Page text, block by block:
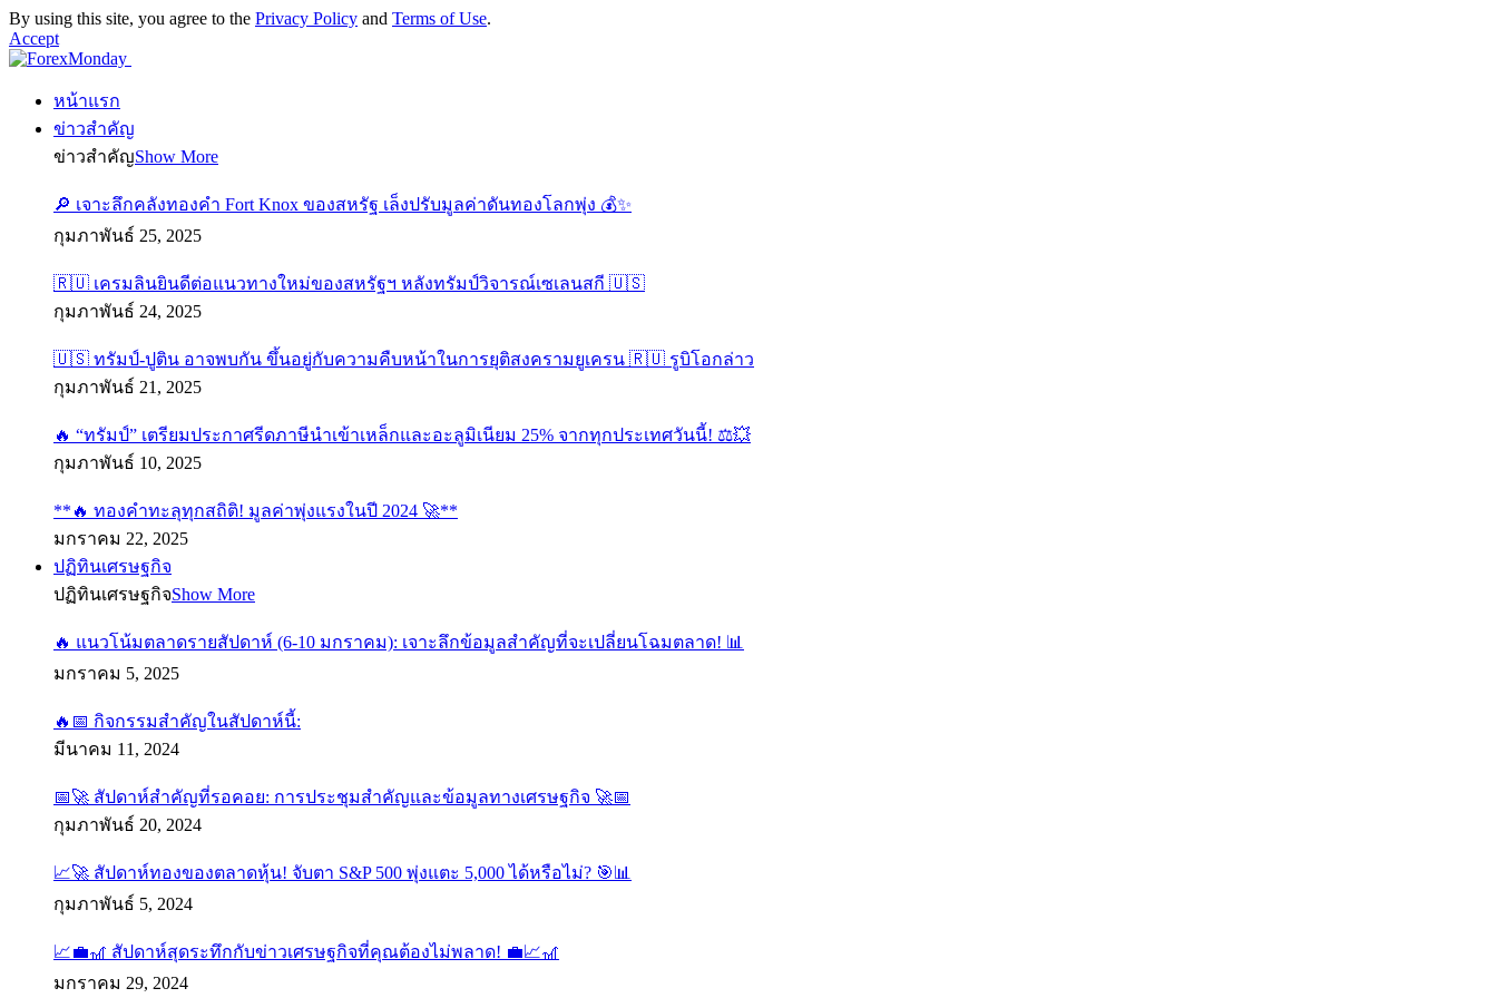
By using this site, you agree to the Privacy Policy and Terms of Use.
Accept
หน้าแรก
ข่าวสำคัญ
ข่าวสำคัญShow More
🔎 เจาะลึกคลังทองคำ Fort Knox ของสหรัฐ เล็งปรับมูลค่าดันทองโลกพุ่ง 💰✨
กุมภาพันธ์ 25, 2025
🇷🇺 เครมลินยินดีต่อแนวทางใหม่ของสหรัฐฯ หลังทรัมป์วิจารณ์เซเลนสกี 🇺🇸
กุมภาพันธ์ 24, 2025
🇺🇸 ทรัมป์-ปูติน อาจพบกัน ขึ้นอยู่กับความคืบหน้าในการยุติสงครามยูเครน 🇷🇺 รูบิโอกล่าว
กุมภาพันธ์ 21, 2025
🔥 “ทรัมป์” เตรียมประกาศรีดภาษีนำเข้าเหล็กและอะลูมิเนียม 25% จากทุกประเทศวันนี้! ⚖️💥
กุมภาพันธ์ 10, 2025
**🔥 ทองคำทะลุทุกสถิติ! มูลค่าพุ่งแรงในปี 2024 🚀**
มกราคม 22, 2025
ปฏิทินเศรษฐกิจ
ปฏิทินเศรษฐกิจShow More
🔥 แนวโน้มตลาดรายสัปดาห์ (6-10 มกราคม): เจาะลึกข้อมูลสำคัญที่จะเปลี่ยนโฉมตลาด! 📊
มกราคม 5, 2025
🔥📅 กิจกรรมสำคัญในสัปดาห์นี้:
มีนาคม 11, 2024
📅🚀 สัปดาห์สำคัญที่รอคอย: การประชุมสำคัญและข้อมูลทางเศรษฐกิจ 🚀📅
กุมภาพันธ์ 20, 2024
📈🚀 สัปดาห์ทองของตลาดหุ้น! จับตา S&P 500 พุ่งแตะ 5,000 ได้หรือไม่? 🎯📊
กุมภาพันธ์ 5, 2024
📈💼🎢 สัปดาห์สุดระทึกกับข่าวเศรษฐกิจที่คุณต้องไม่พลาด! 💼📈🎢
มกราคม 29, 2024